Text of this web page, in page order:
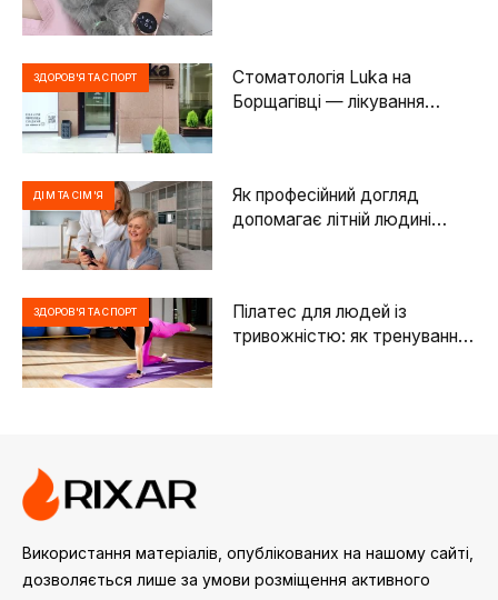
ЗДОРОВ'Я ТА СПОРТ
Стоматологія Luka на
Борщагівці — лікування
ДІМ ТА СІМ'Я
Як професійний догляд
допомагає літній людині
ЗДОРОВ'Я ТА СПОРТ
Пілатес для людей із
тривожністю: як тренування
Використання матеріалів, опублікованих на нашому сайті,
дозволяється лише за умови розміщення активного